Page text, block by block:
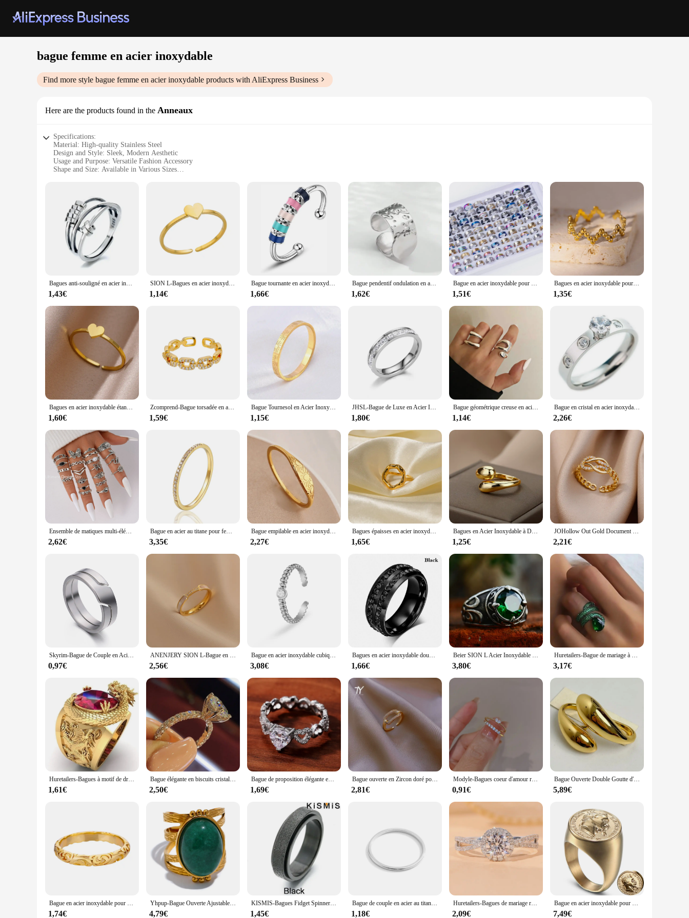
bague femme en acier inoxydable
Find more style bague femme en acier inoxydable products with AliExpress Business
Here are the products found in the Anneaux
Specifications:
Material: High-quality Stainless Steel
Design and Style: Sleek, Modern Aesthetic
Usage and Purpose: Versatile Fashion Accessory
Shape and Size: Available in Various Sizes
Features:
**Elegant Craftsmanship and Durability**
Crafted from high-grade stainless steel, these bague femme en acier inoxydable rings are not only a testament to elegance but also to durability. The meticulous design and style ensure that they are
perfect for any occasion, whether it's a casual day out or a formal event. The rings' sleek, modern aesthetic makes them a versatile addition to any jewelry collection, complementing both traditional
and contemporary styles.
**Versatile and Hypoallergenic**
These rings are designed to be more than just a fashion statement; they are a symbol of comfort and hypoallergenic properties. Ideal for those with sensitive skin, the stainless steel material ensures that
the rings are safe for daily wear. The availability in various sizes makes it easy to find the perfect fit for any finger, while the sets provide an opportunity to mix and match with other accessories for a
**Perfect for Wholesale and Retail**
availability ensures that you can purchase in bulk, making them an attractive option for retailers looking to expand their inventory. The sets offer a variety of sizes, ensuring that you can cater to a
diverse clientele. With their timeless design and versatile appeal, these rings are sure to be a hit with your customers.
Bagues anti-souligné en acier inoxydable pour femmes, rotation libre, accessoires élégants pour sauter l'anxiété, mode
1,43€
SION L-Bagues en acier inoxydable pour femmes, alliances classiques, bijoux de couple, document en or, ne se fanent jamais, bijoux de luxe, livraison gratuite
1,14€
Bague tournante en acier inoxydable pour femmes, anneau ouvert Fidget durable de qualité avec perles rotatives en émail coloré
1,66€
Bague pendentif ondulation en acier inoxydable pour femme, Europe et Amérique, cadeau de bijoux, savoir chaud, nouveau, 2024
1,62€
Bague en acier inoxydable pour femme, autocollant coloré creux à rayures classiques, bijoux tendance, cadeau de décoration de fête, mode, 10 pièces, 20 pièces, 30 pièces, 50 pièces
1,51€
Bagues en acier inoxydable pour femmes, bijoux de couple de mariage, nouvelle tendance, document en or, livraison gratuite, article, 2024
1,35€
Bagues en acier inoxydable étanches pour femmes, coeur esthétique, document doré, bague de mariage vintage, bijoux de mariage, accessoires de Rh, cadeau
1,60€
Zcomprend-Bague torsadée en acier inoxydable pour femme, bague de couple élégante, bijoux de mariage, cadeau classique
1,59€
Bague Tournesol en Acier Inoxydable Fin pour Femme, Bijoux de ixde Mariage, Cadeau, Nouvelle Tendance, 2024
1,15€
JHSL-Bague de Luxe en Acier Inoxydable pour Homme et Femme, Cubique, Or, Argent, Document, Taille US 3, 4, 5, 6, 7, 8, 9, 10, 11, 12, 4mm
1,80€
Bague géométrique creuse en acier inoxydable pour femme, anneau large en métal, étanche, 03/Simple mn, bijoux dorés, Bergame, 2 pièces
1,14€
Bague en cristal en acier inoxydable, alliance d'autriche, fiançailles, bagues en cristal Zircon, bijoux pour femmes, vente en gros
2,26€
Ensemble de matiques multi-éléments en acier inoxydable de style punk, papillon, coeur, conception de chapelle Tai, salle, 21 pièces
2,62€
Bague en acier au titane pour femme, fabrication fine, bijoux de qualité supérieure, cadeaux pour les amoureux, bague de mariage, vente en gros, 1.5mm de large
3,35€
Bague empilable en acier inoxydable à la lumière du soleil pour femme, bague de document en or, mode simple, fête, cadeau de bijoux de Noël
2,27€
Bagues épaisses en acier inoxydable pour femmes, Hyperbole de document en or, Grand anneau, Esthétique géométrique simple, Bague réglable féminine
1,65€
Bagues en Acier Inoxydable à Double Boule Lisse pour Femme, Bijoux Esthétiques, Cadeau de Couple, Document localité Ouvert, Géométrique
1,25€
JOHollow Out Gold Document Bagues en acier inoxydable pour femmes, Bague en cristal, Bijoux fantaisie, Cadeau, 2023
2,21€
Skyrim-Bague de Couple en Acier Inoxydable pour Homme et Femme, Bijou Simple et Décontracté, Cadeau de Fiançailles, Nouvelle Collection 2022
0,97€
ANENJERY SION L-Bague en acier inoxydable pour femme, bijou en forme de coquille, index simple, couleur or, cadeau de mariage
2,56€
Bague en acier inoxydable cubique incrustée pour femme, matiques ouvertes, métal exquis, bague réglable, cadeau de bijoux à la mode
3,08€
Bagues en acier inoxydable double nuclebal inestone pour hommes et femmes, matiques en cristal micro pavé CZ, bijoux de bande de mariage, mode de luxe, 8mm
1,66€
Beier SION L Acier Inoxydable Viking Hommes Anneau Noeud Rune Norse Bijoux Exquis Anneau LLBR8-270R
3,80€
Huretailers-Bague de mariage à enroulement de luxe avec pierre goutte d'eau pour femme, micro pavé CZ, couleurs bleu et vert, matiques de fête de mariage, bijoux pour femme
3,17€
Huretailers-Bagues à motif de dragon en or pour hommes, Incrustées de grandes pierres rouges ovales, Noble, ixde mariage, Bijoux de luxe, ChimJewelry
1,61€
Bague élégante en biscuits cristal pour femme, bijoux fantaisie, accessoires de mariée, cadeau de fête de mariage
2,50€
Bague de proposition élégante en forme de cœur pour femme, bijoux de fiançailles, document en argent, amour, mode coréenne, travailleurs
1,69€
Bague ouverte en Zircon doré pour femme, bijou brillant, carré, en métal, à la mode, pour fête d'étudiant, luxe, nouvelle collection
2,81€
Modyle-Bagues coeur d'amour rose pour femmes, bague de doigt de personnalité d'ouverture, bijoux doux pour filles, accessoires de fête de mariage, mode
0,91€
Bague Ouverte Double Goutte d'Eau Brillante en Métal pour Femme, Personnalité Européenne et Américaine, Tendance Exagérée, Accessoires de Bijoux
5,89€
Bague en acier inoxydable pour femme, couple simple, matiques en or, bijoux de mariage, cadeaux de carillon, 14 styles, 2024
1,74€
Yhpup-Bague Ouverte Ajustable en Acier Inoxydable pour Femme, Rouge, Noir, Vert, Plaqué Or, Bijoux Imperméables, Cadeau de Gala, Mode Populaire
4,79€
KISMIS-Bagues Fidget Spinner en acier inoxydable pour hommes et femmes, finition sablée, bague porte-bonheur, bague d'inquiétude, bague rotative, bijoux, 1PC
1,45€
Bague de couple en acier au titane fin pour hommes et femmes, bague de document en argent, mode simple, or rose, cadeaux pour hommes, 0.5mm
1,18€
Huretailers-Bagues de mariage rondes en argent pour femmes, bijoux élégants, fiançailles d'éternité, accessoires de mariage, contre-indiqué
2,09€
Bague en acier inoxydable pour hommes, taille Standard américaine (7/8/9/10/11/12/13/14)
7,49€